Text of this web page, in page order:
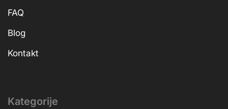
FAQ
Blog
Kontakt
Kategorije